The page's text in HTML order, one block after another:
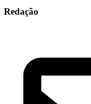
Redação